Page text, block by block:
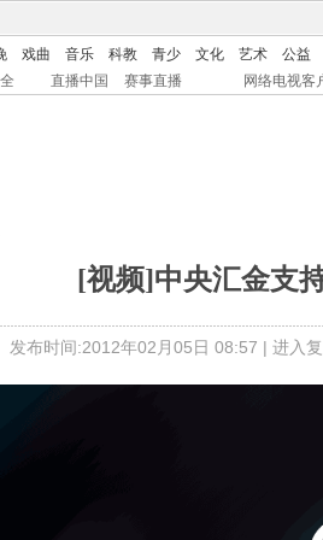
戏曲 音乐 科教 青少 文化 艺术 公益
直播中国 赛事直播 网络电视客
[视频]中央汇金支
发布时间:2012年02月05日 08:57 | 进入